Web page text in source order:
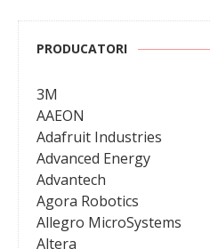
PRODUCATORI
3M
AAEON
Adafruit Industries
Advanced Energy
Advantech
Agora Robotics
Allegro MicroSystems
Altera